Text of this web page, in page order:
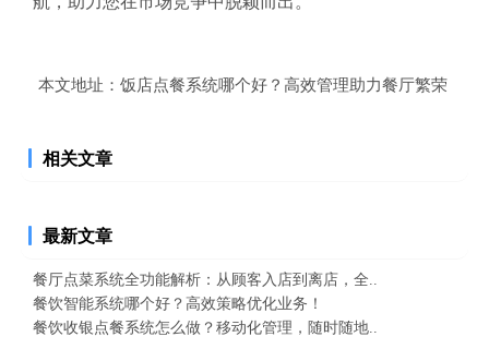
本文地址： 饭店点餐系统哪个好？高效管理助力餐厅繁荣
相关文章
最新文章
餐厅点菜系统全功能解析：从顾客入店到离店，全..
餐饮智能系统哪个好？高效策略优化业务！
餐饮收银点餐系统怎么做？移动化管理，随时随地..